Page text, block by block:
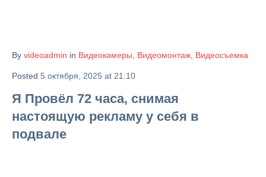
By videoadmin in Видеокамеры Видеомонтаж Видеосъемка
Posted 5 октября, 2025 at 21:10
Я Провёл 72 часа, снимая
настоящую рекламу у себя в
подвале